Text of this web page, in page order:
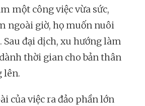
một công việc vừa sức,
ngoài giờ, họ muốn nuôi
đại dịch, xu hướng làm
thời gian cho bản thân
lên.
của việc ra đảo phần lớn